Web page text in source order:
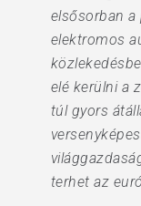
elsősorban
elektromos
elé kerülni a
túl gyors
terhet az